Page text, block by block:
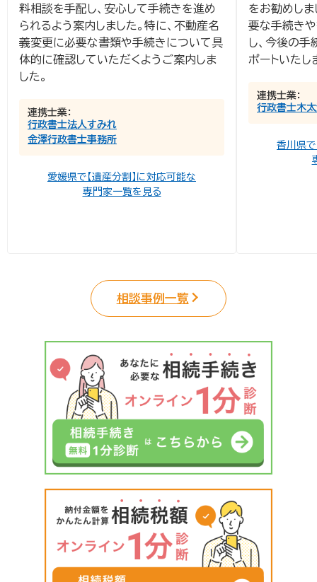
料相談を手配し、安心して手続きを進め
られるよう案内しました。特に、不動産名
義変更に必要な書類や手続きについて具
体的に確認していただくようご案内しま
した。
連携士業：
行政書士法人すみれ
金澤行政書士事務所
愛媛県で【遺産分割】に対応可能な
専門家一覧を見る
をお勧めしま
要な手続き
し、今後の
ポートいたし
連携士業：
行政書士木
香川県で
相談事例一覧